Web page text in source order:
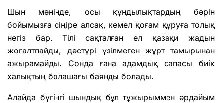
Шын мәнінде, осы құндылықтардың бәрін
бойымызға сіңіре алсақ, кемел қоғам құруға толық
негіз бар. Тілі сақталған ел қазақи жадын
жоғалтпайды, дәстүрі үзілмеген жұрт тамырынан
ажырамайды. Сонда ғана адамдық сапасы биік
халықтың болашағы баянды болады.
Алайда бүгінгі шындық бұл тұжырыммен әрдайым